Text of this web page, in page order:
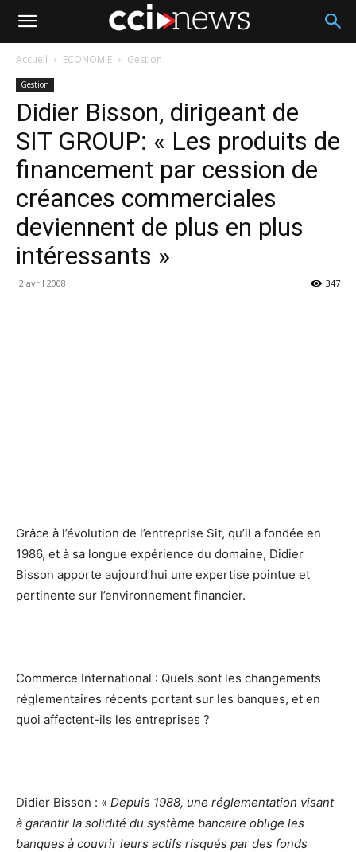
Accueil ECONOMIE Gestion
Gestion
Didier Bisson, dirigeant de
SIT GROUP: « Les produits de
financement par cession de
créances commerciales
deviennent de plus en plus
intéressants »
2 avril 2008 347
Grâce à l’évolution de l’entreprise Sit, qu’il a fondée en
1986, et à sa longue expérience du domaine, Didier
Bisson apporte aujourd’hui une expertise pointue et
pertinente sur l’environnement financier.
Commerce International : Quels sont les changements
réglementaires récents portant sur les banques, et en
quoi affectent-ils les entreprises ?
Didier Bisson : « Depuis 1988, une réglementation visant
à garantir la solidité du système bancaire oblige les
banques à couvrir leurs actifs risqués par des fonds